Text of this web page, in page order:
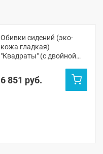
Обивки сидений (эко-
кожа гладкая)
"Квадраты" (с двойной
6 851 руб.